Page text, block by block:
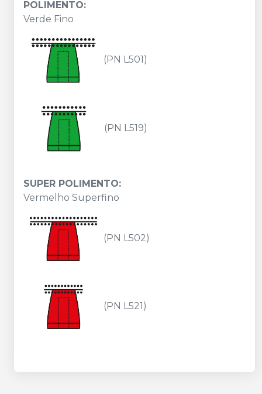
POLIMENTO:
Verde Fino
(PN L501)
(PN L519)
SUPER POLIMENTO:
Vermelho Superfino
(PN L502)
(PN L521)